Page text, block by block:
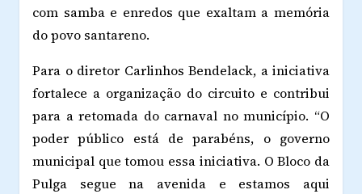
com samba e enredos que exaltam a memória
do povo santareno.
Para o diretor Carlinhos Bendelack, a iniciativa
fortalece a organização do circuito e contribui
para a retomada do carnaval no município. “O
poder público está de parabéns, o governo
municipal que tomou essa iniciativa. O Bloco da
Pulga segue na avenida e estamos aqui